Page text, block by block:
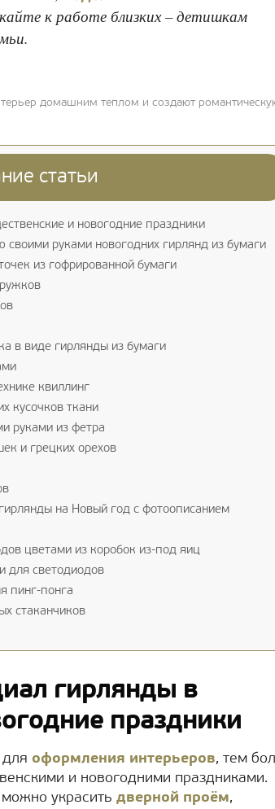
к работе близких – детишкам
домашним теплом и создают
статьи
и новогодние праздники
руками новогодних гирлянд из бумаги
из гофрированной бумаги
в виде гирлянды из бумаги
квиллинг
кусочков ткани
руками из фетра
и грецких орехов
на Новый год с фотоописанием
цветами из коробок из-под яиц
для светодиодов
пинг-понга
стаканчиков
гирлянды в
праздники
оформления интерьеров, тем
и новогодними праздниками.
украсить дверной проём,